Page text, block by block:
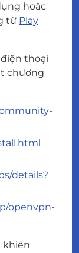
hoặc
từ Play
thoại
chương
details?
openvpn-
khiển